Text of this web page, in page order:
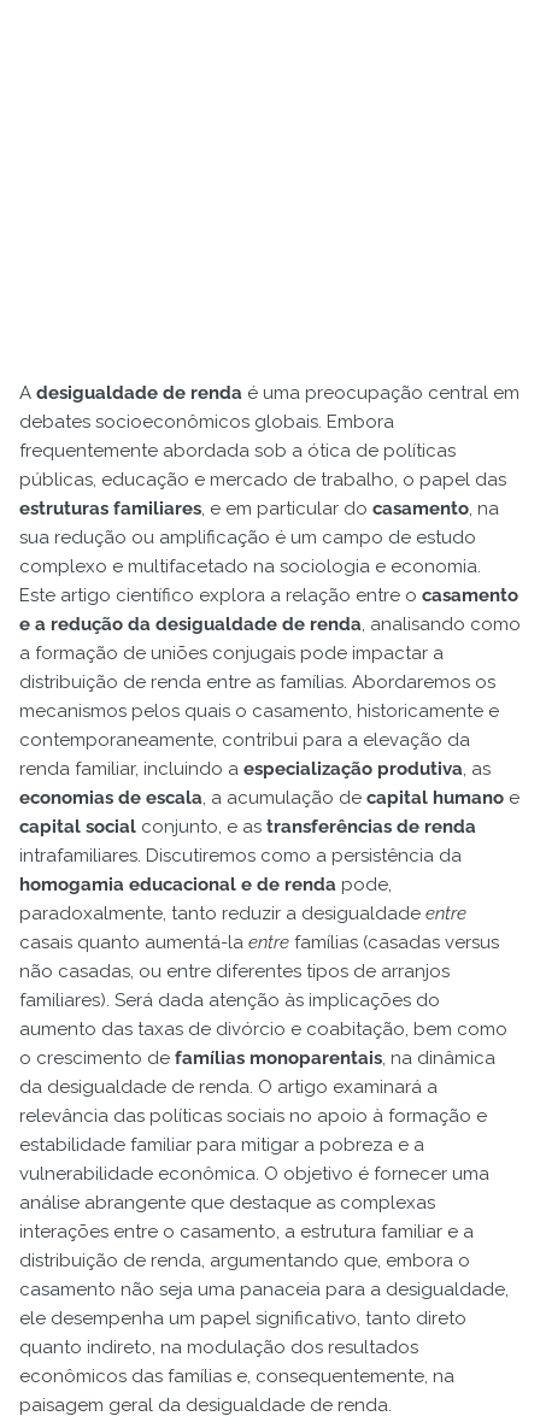
A desigualdade de renda é uma preocupação central em
debates socioeconômicos globais. Embora
frequentemente abordada sob a ótica de políticas
públicas, educação e mercado de trabalho, o papel das
estruturas familiares, e em particular do casamento, na
sua redução ou amplificação é um campo de estudo
complexo e multifacetado na sociologia e economia.
Este artigo científico explora a relação entre o casamento
e a redução da desigualdade de renda, analisando como
a formação de uniões conjugais pode impactar a
distribuição de renda entre as famílias. Abordaremos os
mecanismos pelos quais o casamento, historicamente e
contemporaneamente, contribui para a elevação da
renda familiar, incluindo a especialização produtiva, as
economias de escala, a acumulação de capital humano e
capital social conjunto, e as transferências de renda
intrafamiliares. Discutiremos como a persistência da
homogamia educacional e de renda pode,
paradoxalmente, tanto reduzir a desigualdade entre
casais quanto aumentá-la entre famílias (casadas versus
não casadas, ou entre diferentes tipos de arranjos
familiares). Será dada atenção às implicações do
aumento das taxas de divórcio e coabitação, bem como
o crescimento de famílias monoparentais, na dinâmica
da desigualdade de renda. O artigo examinará a
relevância das políticas sociais no apoio à formação e
estabilidade familiar para mitigar a pobreza e a
vulnerabilidade econômica. O objetivo é fornecer uma
análise abrangente que destaque as complexas
interações entre o casamento, a estrutura familiar e a
distribuição de renda, argumentando que, embora o
casamento não seja uma panaceia para a desigualdade,
ele desempenha um papel significativo, tanto direto
quanto indireto, na modulação dos resultados
econômicos das famílias e, consequentemente, na
paisagem geral da desigualdade de renda.